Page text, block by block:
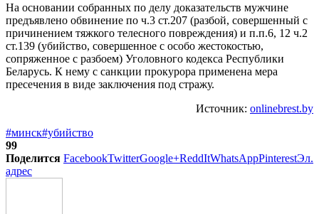
На основании собранных по делу доказательств мужчине
предъявлено обвинение по ч.3 ст.207 (разбой, совершенный с
причинением тяжкого телесного повреждения) и п.п.6, 12 ч.2
ст.139 (убийство, совершенное с особо жестокостью,
сопряженное с разбоем) Уголовного кодекса Республики
Беларусь. К нему с санкции прокурора применена мера
пресечения в виде заключения под стражу.
Источник: onlinebrest.by
#минск#убийство
99
Поделится FacebookTwitterGoogle+ReddItWhatsAppPinterestЭл.
адрес